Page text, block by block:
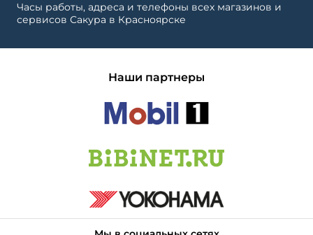
Часы работы, адреса и телефоны всех магазинов и
сервисов Сакура в Красноярске
Наши партнеры